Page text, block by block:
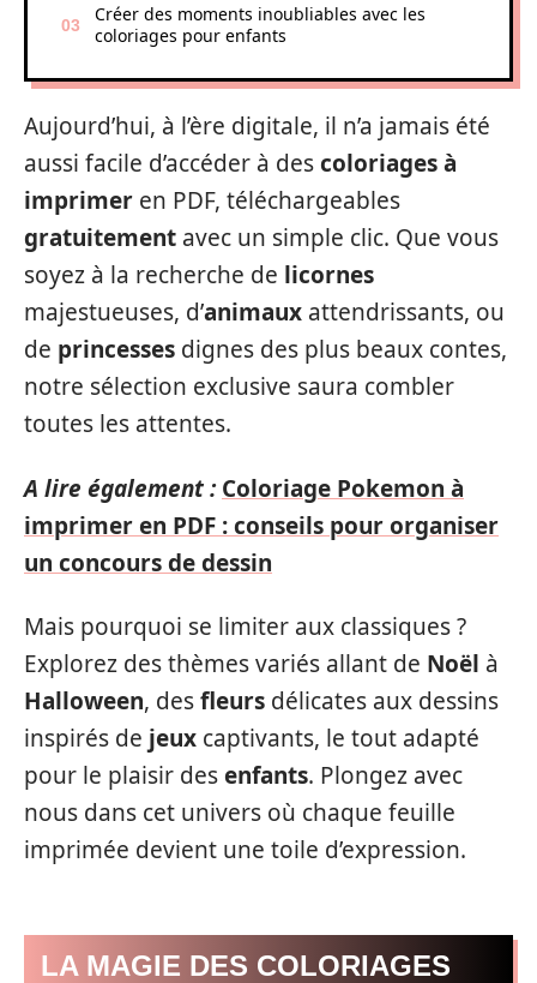
Créer des moments inoubliables avec les
coloriages pour enfants
Aujourd’hui, à l’ère digitale, il n’a jamais été
aussi facile d’accéder à descoloriages à
imprimer en PDF, téléchargeables
gratuitement avec un simple clic. Que vous
soyez à la recherche de licornes
majestueuses, d’animaux attendrissants, ou
de princesses dignes des plus beaux contes,
notre sélection exclusive saura combler
toutes les attentes.
A lire également : Coloriage Pokemon à
imprimer en PDF : conseils pour organiser
un concours de dessin
Mais pourquoi se limiter aux classiques ?
Explorez des thèmes variés allant de Noël à
Halloween, desfleurs délicates aux dessins
inspirés de jeux captivants, le tout adapté
pour le plaisir desenfants. Plongez avec
nous dans cet univers où chaque feuille
imprimée devient une toile d’expression.
LA MAGIE DES COLORIAGES